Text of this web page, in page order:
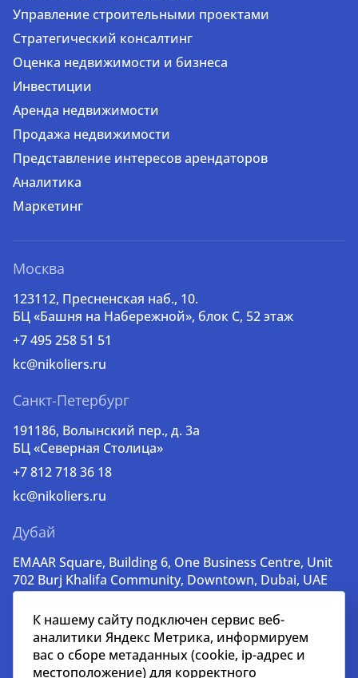
Управление строительными проектами
Стратегический консалтинг
Оценка недвижимости и бизнеса
Инвестиции
Аренда недвижимости
Продажа недвижимости
Представление интересов арендаторов
Аналитика
Маркетинг
Москва
123112, Пресненская наб., 10.
БЦ «Башня на Набережной», блок С, 52 этаж
+7 495 258 51 51
kc@nikoliers.ru
Санкт-Петербург
191186, Волынский пер., д. 3a
БЦ «Северная Столица»
+7 812 718 36 18
kc@nikoliers.ru
Дубай
EMAAR Square, Building 6, One Business Centre, Unit
702 Burj Khalifa Community, Downtown, Dubai, UAE
lead@nikoliers-global.com
К нашему сайту подключен сервис веб-
аналитики Яндекс Метрика, информируем
вас о сборе метаданных (cookie, ip-адрес и
местоположение) для корректного